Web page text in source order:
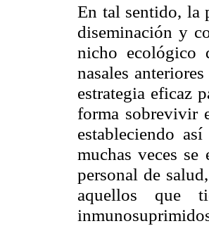
En tal sentido, la
diseminación y
nicho ecológico
nasales
estrategia eficaz
forma sobrevivir
estableciendo
muchas veces
personal de
aquellos que